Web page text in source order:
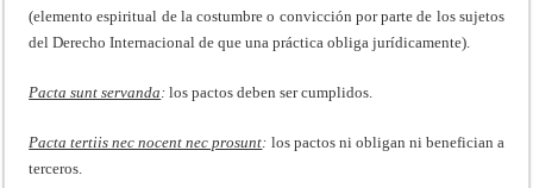
(elemento espiritual de la costumbre o convicción por parte de los sujetos
del Derecho Internacional de que una práctica obliga jurídicamente).
Pacta sunt servanda :los pactos deben ser cumplidos.
Pacta tertiis nec nocent nec prosunt: los pactos ni obligan ni benefician a
terceros.